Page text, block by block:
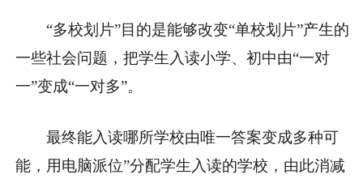
“多校划片”目的是能够改变“单校划片”产生的
一些社会问题，把学生入读小学、初中由“一对
一”变成“一对多”。
最终能入读哪所学校由唯一答案变成多种可
能，用电脑派位”分配学生入读的学校，由此消减